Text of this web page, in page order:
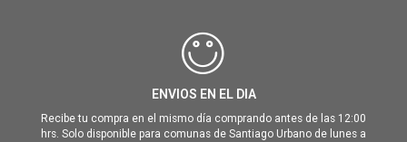
ENVIOS EN EL DIA
Recibe tu compra en el mismo día comprando antes de las 12:00
hrs. Solo disponible para comunas de Santiago Urbano de lunes a